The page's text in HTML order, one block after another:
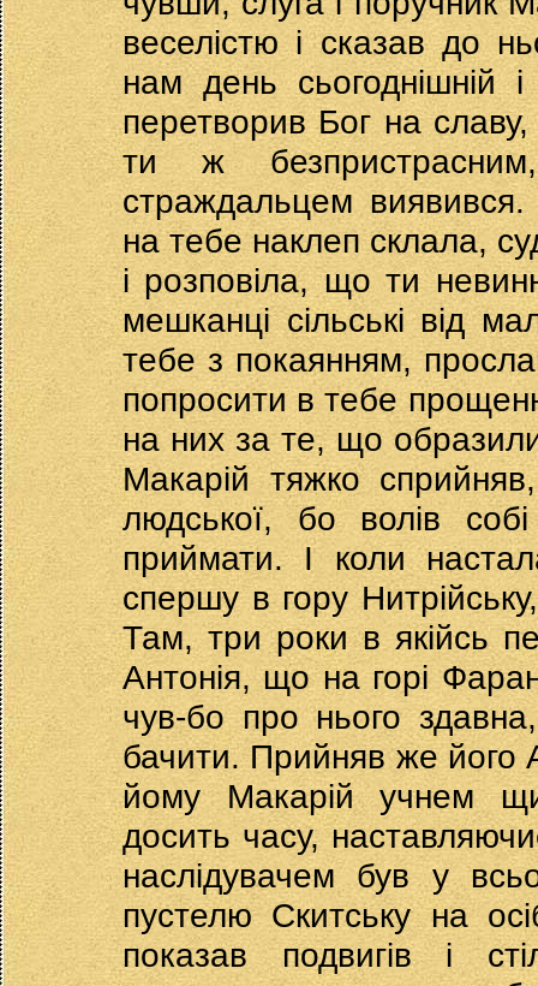
веселістю і сказав до
нам день сьогоднішній
перетворив Бог на славу,
ти ж
страждальцем
на тебе наклеп склала,
і розповіла, що ти
мешканці сільські від
тебе з покаянням,
попросити в тебе
на них за те, що
Макарій тяжко
людської, бо волів
приймати. І коли
спершу в гору
Там, три роки в якійсь
Антонія, що на горі
чув-бо про нього
бачити. Прийняв же його
йому Макарій учнем
досить часу,
наслідувачем був у
пустелю Скитську на
показав подвигів і